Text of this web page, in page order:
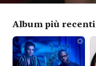
Album più recenti